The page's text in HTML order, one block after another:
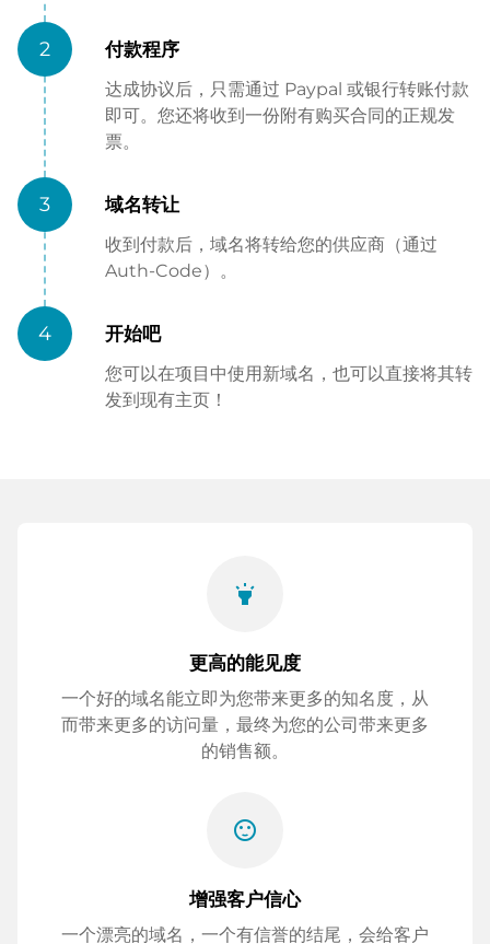
2 付款程序
达成协议后，只需通过 Paypal 或银行转账付款
即可。您还将收到一份附有购买合同的正规发
票。
3 域名转让
收到付款后，域名将转给您的供应商（通过
Auth-Code）。
4 开始吧
您可以在项目中使用新域名，也可以直接将其转
发到现有主页！
highlight
更高的能见度
一个好的域名能立即为您带来更多的知名度，从
而带来更多的访问量，最终为您的公司带来更多
的销售额。
sentiment_satisfied
增强客户信心
一个漂亮的域名，一个有信誉的结尾，会给客户